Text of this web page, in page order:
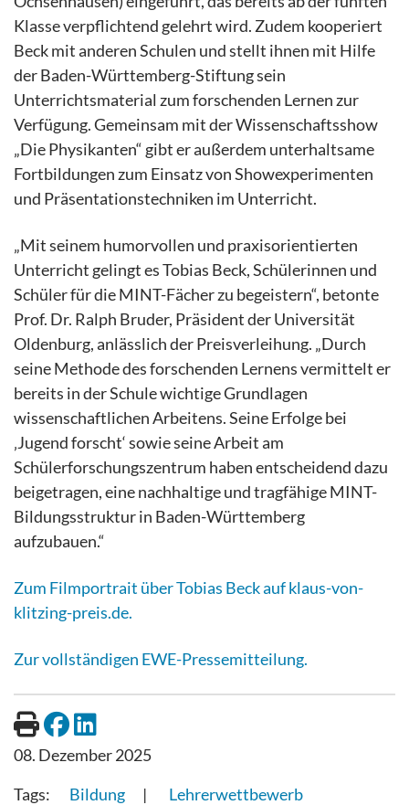
Klasse verpflichtend gelehrt wird. Zudem kooperiert
Beck mit anderen Schulen und stellt ihnen mit Hilfe
der Baden-Württemberg-Stiftung sein
Unterrichtsmaterial zum forschenden Lernen zur
Verfügung. Gemeinsam mit der Wissenschaftsshow
„Die Physikanten“ gibt er außerdem unterhaltsame
Fortbildungen zum Einsatz von Showexperimenten
und Präsentationstechniken im Unterricht.
„Mit seinem humorvollen und praxisorientierten
Unterricht gelingt es Tobias Beck, Schülerinnen und
Schüler für die MINT-Fächer zu begeistern“, betonte
Prof. Dr. Ralph Bruder, Präsident der Universität
Oldenburg, anlässlich der Preisverleihung. „Durch
seine Methode des forschenden Lernens vermittelt er
bereits in der Schule wichtige Grundlagen
wissenschaftlichen Arbeitens. Seine Erfolge bei
‚Jugend forscht‘ sowie seine Arbeit am
Schülerforschungszentrum haben entscheidend dazu
beigetragen, eine nachhaltige und tragfähige MINT-
Bildungsstruktur in Baden-Württemberg
aufzubauen.“
Zum Filmportrait über Tobias Beck auf klaus-von-
klitzing-preis.de.
Zur vollständigen EWE-Pressemitteilung.
08. Dezember 2025
Bildung
Lehrerwettbewerb